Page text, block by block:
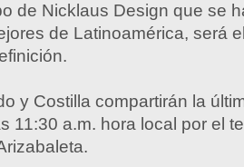
de Nicklaus Design que se
de Latinoamérica, será
y Costilla compartirán la
11:30 a.m. hora local por el